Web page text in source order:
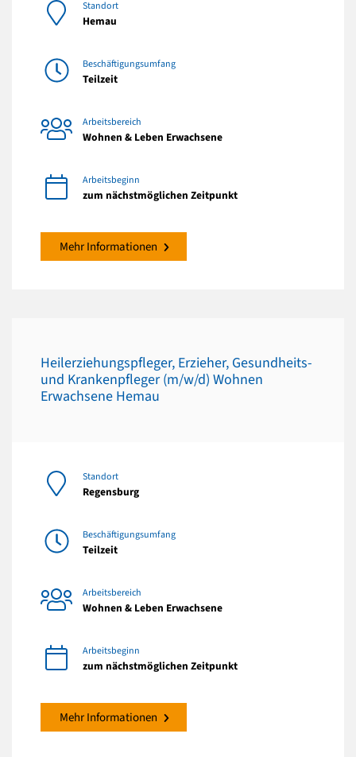
Standort
Hemau
Beschäftigungsumfang
Teilzeit
Arbeitsbereich
Wohnen & Leben Erwachsene
Arbeitsbeginn
zum nächstmöglichen Zeitpunkt
Mehr Informationen
Heilerziehungspfleger, Erzieher, Gesundheits-
und Krankenpfleger (m/w/d) Wohnen
Erwachsene Hemau
Standort
Regensburg
Beschäftigungsumfang
Teilzeit
Arbeitsbereich
Wohnen & Leben Erwachsene
Arbeitsbeginn
zum nächstmöglichen Zeitpunkt
Mehr Informationen